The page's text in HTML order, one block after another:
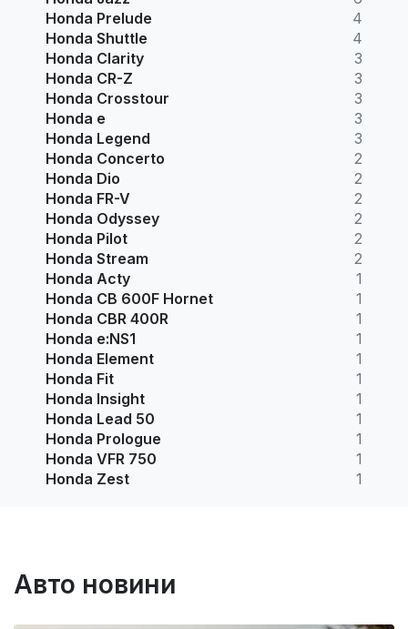
Honda Prelude
4
Honda Shuttle
4
Honda Clarity
3
Honda CR-Z
3
Honda Crosstour
3
Honda e
3
Honda Legend
3
Honda Concerto
2
Honda Dio
2
Honda FR-V
2
Honda Odyssey
2
Honda Pilot
2
Honda Stream
2
Honda Acty
1
Honda CB 600F Hornet
1
Honda CBR 400R
1
Honda e:NS1
1
Honda Element
1
Honda Fit
1
Honda Insight
1
Honda Lead 50
1
Honda Prologue
1
Honda VFR 750
1
Honda Zest
1
Авто новини